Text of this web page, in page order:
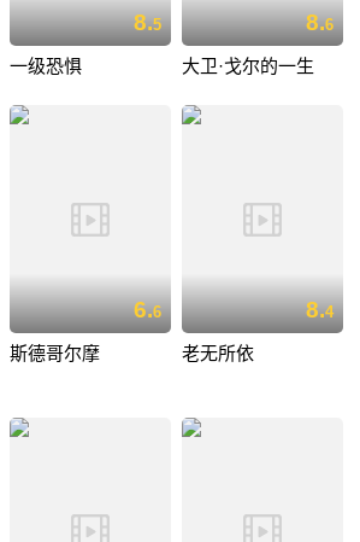
8.5
一级恐惧
8.6
大卫·戈尔的一生
6.6
斯德哥尔摩
8.4
老无所依